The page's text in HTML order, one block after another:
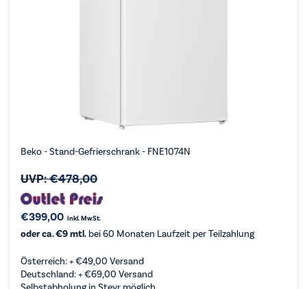
Beko - Stand-Gefrierschrank - FNE1074N
UVP:€478,00
€399,00 inkl. MwSt.
oder ca. €9 mtl. bei 60 Monaten Laufzeit per Teilzahlung
Österreich: +€49,00 Versand
Deutschland: +€69,00 Versand